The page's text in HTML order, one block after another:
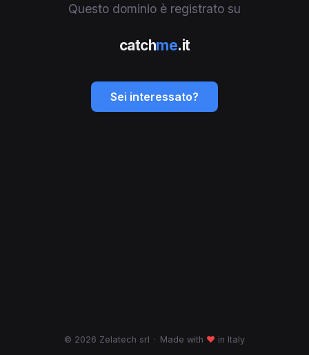
Questo dominio è registrato su
catchme.it
Sei interessato?
© 2026 Zelatech srl · Made with ♥ in Italy